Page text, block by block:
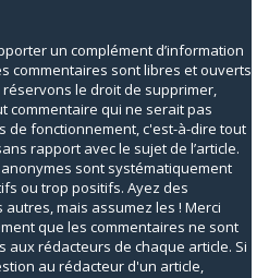
un complément d’information
commentaires sont libres et ouverts
le droit de supprimer,
commentaire qui ne serait pas
de fonctionnement, c'est-à-dire tout
rapport avec le sujet de l’article.
sont systématiquement
ou trop positifs. Ayez des
mais assumez les ! Merci
que les commentaires ne sont
rédacteurs de chaque article. Si
au rédacteur d'un article,